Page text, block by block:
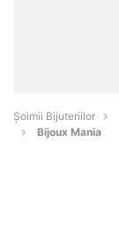
Şoimii Bijuteriilor
Bijoux Mania